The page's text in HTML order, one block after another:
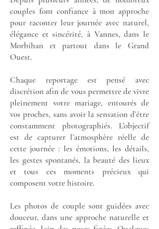
couples font confiance à mon approche
pour raconter leur journée avec naturel,
élégance et sincérité, à Vannes, dans le
Morbihan et partout dans le Grand
Ouest.
Chaque reportage est pensé avec
discrétion afin de vous permettre de vivre
pleinement votre mariage, entourés de
vos proches, sans avoir la sensation d’être
constamment photographiés. L’objectif
est de capturer l’atmosphère réelle de
cette journée : les émotions, les détails,
les gestes spontanés, la beauté des lieux
et tous ces moments précieux qui
composent votre histoire.
Les photos de couple sont guidées avec
douceur, dans une approche naturelle et